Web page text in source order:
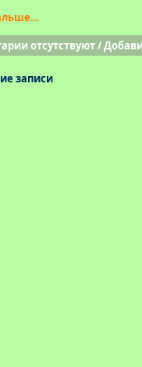
отсутствуют/
записи